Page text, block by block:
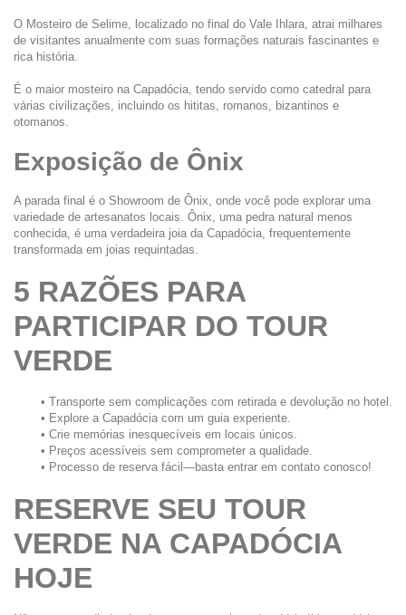
O Mosteiro de Selime, localizado no final do Vale Ihlara, atrai milhares
de visitantes anualmente com suas formações naturais fascinantes e
rica história.
É o maior mosteiro na Capadócia, tendo servido como catedral para
várias civilizações, incluindo os hititas, romanos, bizantinos e
otomanos.
Exposição de Ônix
A parada final é o Showroom de Ônix, onde você pode explorar uma
variedade de artesanatos locais. Ônix, uma pedra natural menos
conhecida, é uma verdadeira joia da Capadócia, frequentemente
transformada em joias requintadas.
5 RAZÕES PARA
PARTICIPAR DO TOUR
VERDE
Transporte sem complicações com retirada e devolução no hotel.
Explore a Capadócia com um guia experiente.
Crie memórias inesquecíveis em locais únicos.
Preços acessíveis sem comprometer a qualidade.
Processo de reserva fácil—basta entrar em contato conosco!
RESERVE SEU TOUR
VERDE NA CAPADÓCIA
HOJE